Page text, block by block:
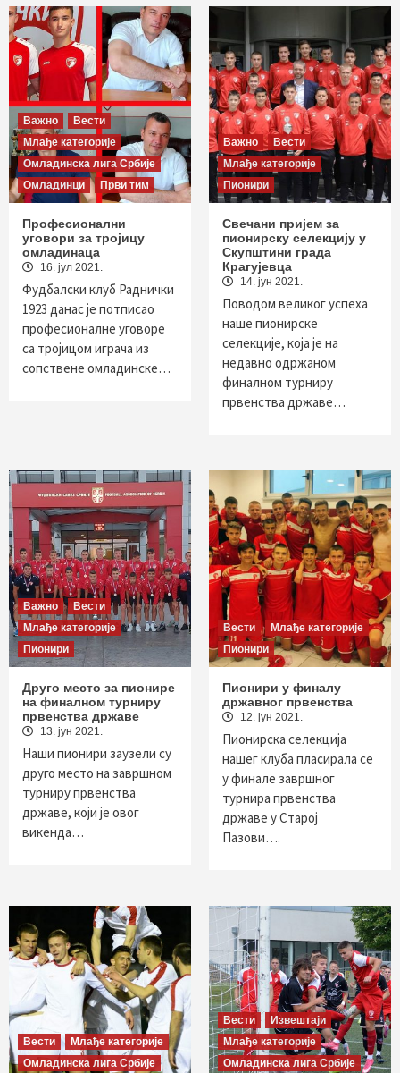
Важно
Вести
Млађе категорије
Омладинска лига Србије
Омладинци
Први тим
Професионални
уговори за тројицу
омладинаца
16. јул 2021.
Фудбалски клуб Раднички
1923 данас је потписао
професионалне уговоре
са тројицом играча из
сопствене омладинске…
Важно
Вести
Млађе категорије
Пионири
Свечани пријем за
пионирску селекцију у
Скупштини града
Крагујевца
14. јун 2021.
Поводом великог успеха
наше пионирске
селекције, која је на
недавно одржаном
финалном турниру
првенства државе…
Важно
Вести
Млађе категорије
Пионири
Друго место за пионире
на финалном турниру
првенства државе
13. јун 2021.
Наши пионири заузели су
друго место на завршном
турниру првенства
државе, који је овог
викенда…
Вести
Млађе категорије
Пионири
Пионири у финалу
државног првенства
12. јун 2021.
Пионирска селекција
нашег клуба пласирала се
у финале завршног
турнира првенства
државе у Старој
Пазови….
Вести
Млађе категорије
Омладинска лига Србије
Вести
Извештаји
Млађе категорије
Омладинска лига Србије